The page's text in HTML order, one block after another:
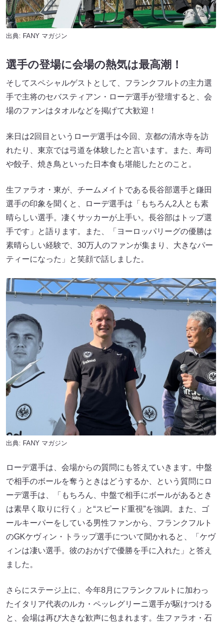
出典: FANY マガジン
選手の登場に会場の熱気は最高潮！
そしてスペシャルゲストとして、フランクフルトの主力選
手で主将のセバスティアン・ローデ選手が登壇すると、会
場のファンはタオルなどを掲げて大歓迎！
来日は2回目というローデ選手は今回、京都の清水寺を訪
れたり、東京では弓道を体験したと言います。また、寿司
や餃子、焼き鳥といった日本食も堪能したとのこと。
生ファラオ・東が、チームメイトである長谷部選手と鎌田
選手の印象を聞くと、ローデ選手は「もちろん2人とも素
晴らしい選手。凄くサッカーが上手い。長谷部はトップ選
手です」と語ります。また、「ヨーロッパリーグの優勝は
素晴らしい経験で、30万人のファンが集まり、大きなパー
ティーになった」と笑顔で話しました。
出典: FANY マガジン
ローデ選手は、会場からの質問にも答えていきます。中盤
で相手のボールを奪うときはどうするか、という質問にロ
ーデ選手は、「もちろん、中盤で相手にボールがあるとき
は素早く取りに行く」と“スピード重視”を強調。また、ゴ
ールキーパーをしている男性ファンから、フランクフルト
のGKケヴィン・トラップ選手について聞かれると、「ケヴ
ィンは凄い選手。彼のおかげで優勝を手に入れた」と答え
ました。
さらにステージ上に、今年8月にフランクフルトに加わっ
たイタリア代表のルカ・ペッレグリーニ選手が駆けつける
と、会場は再び大きな歓声に包まれます。生ファラオ・石